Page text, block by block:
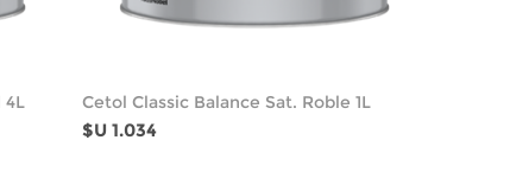
4L Cetol Classic Balance Sat. Roble 1L
$U 1.034